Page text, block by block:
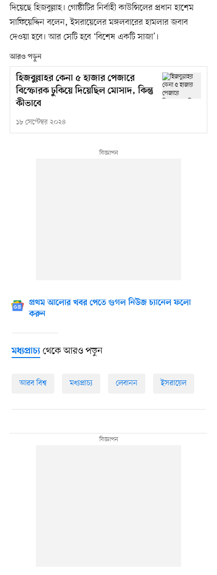
দিয়েছে হিজবুল্লাহ। গোষ্ঠীটির নির্বাহী কাউন্সিলের প্রধান হাশেম
সাফিয়েদ্দিন বলেন, ইসরায়েলের মঙ্গলবারের হামলার জবাব
দেওয়া হবে। আর সেটি হবে ‘বিশেষ একটি সাজা’।
আরও পড়ুন
হিজবুল্লাহর কেনা ৫ হাজার পেজারে
বিস্ফোরক ঢুকিয়ে দিয়েছিল মোসাদ, কিন্তু
কীভাবে
১৮ সেপ্টেম্বর ২০২৪
প্রথম আলোর খবর পেতে গুগল নিউজ চ্যানেল ফলো
করুন
মধ্যপ্রাচ্যথেকে আরও পড়ুন
আরব বিশ্ব মধ্যপ্রাচ্য লেবানন ইসরায়েল